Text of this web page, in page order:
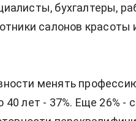
бухгалтеры,
салонов
менять
лет - 37%. Еще 26% -